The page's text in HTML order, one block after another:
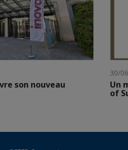
son nouveau
30/
Un
of